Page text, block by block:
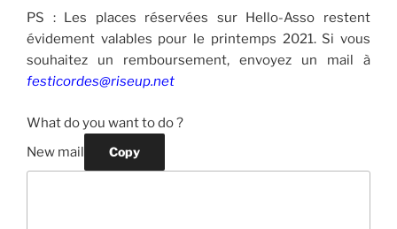
PS : Les places réservées sur Hello-Asso restent
évidement valables pour le printemps 2021. Si vous
souhaitez un remboursement, envoyez un mail à
festicordes@riseup.net
What do you want to do ?
New mail
Copy